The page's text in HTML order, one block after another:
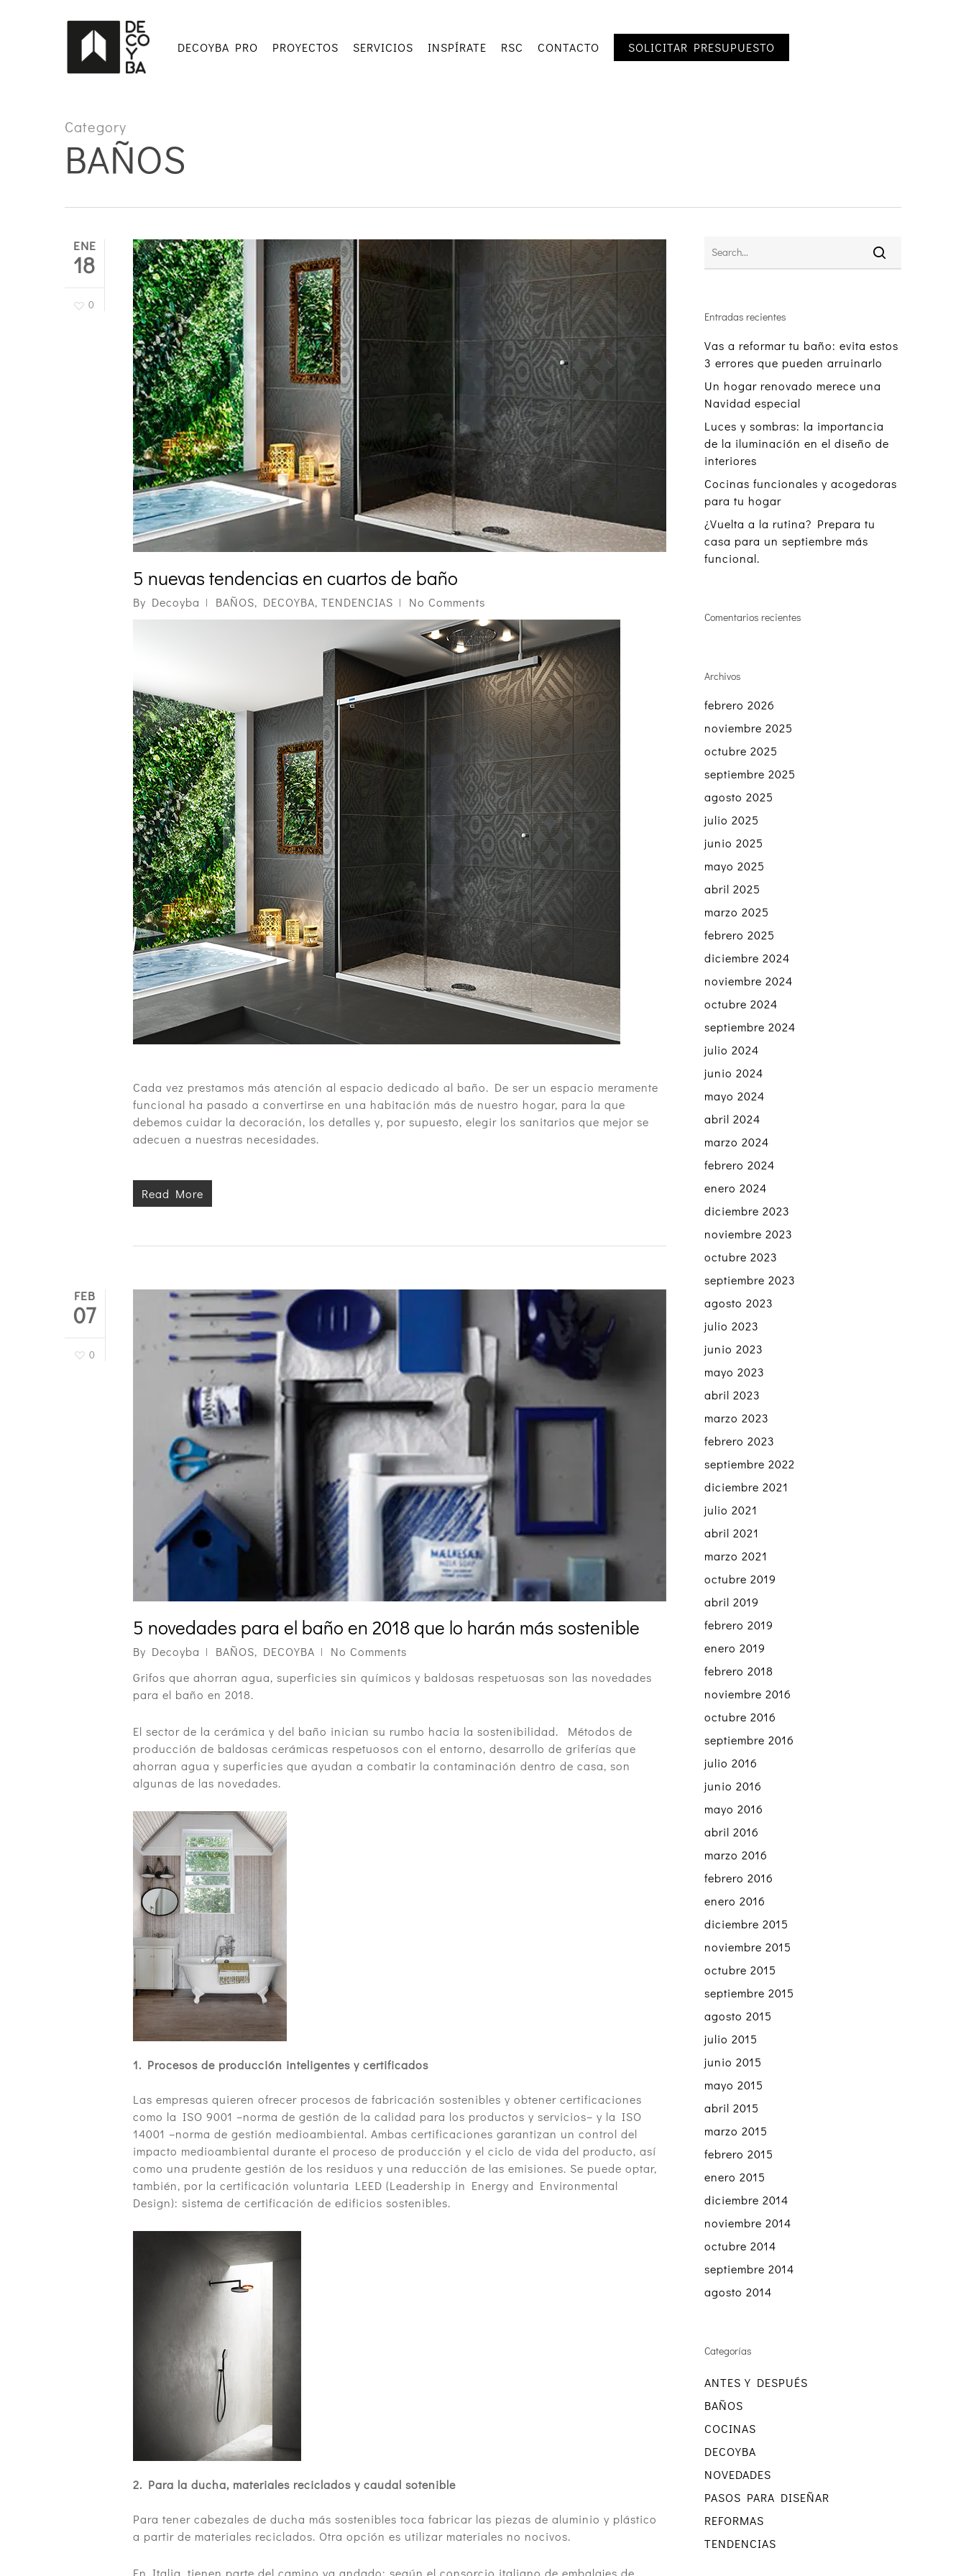
DECOYBA PRO PROYECTOS SERVICIOS INSPÍRATE RSC CONTACTO SOLICITAR PRESUPUESTO
Category
BAÑOS
ENE
18
0
5 nuevas tendencias en cuartos de baño
By Decoyba BAÑOS, DECOYBA, TENDENCIAS No Comments
Cada vez prestamos más atención al espacio dedicado al baño. De ser un espacio meramente
funcional ha pasado a convertirse en una habitación más de nuestro hogar, para la que
debemos cuidar la decoración, los detalles y, por supuesto, elegir los sanitarios que mejor se
adecuen a nuestras necesidades.
Read More
FEB
07
0
5 novedades para el baño en 2018 que lo harán más sostenible
By Decoyba BAÑOS, DECOYBA
No Comments
Grifos que ahorran agua, superficies sin químicos y baldosas respetuosas son las novedades
para el baño en 2018.
El sector de la cerámica y del baño inician su rumbo hacia la sostenibilidad. Métodos de
producción de baldosas cerámicas respetuosos con el entorno, desarrollo de griferías que
ahorran agua y superficies que ayudan a combatir la contaminación dentro de casa, son
algunas de las novedades.
1. Procesos de producción inteligentes y certificados
Las empresas quieren ofrecer procesos de fabricación sostenibles y obtener certificaciones
como la ISO 9001 –norma de gestión de la calidad para los productos y servicios– y la ISO
14001 –norma de gestión medioambiental. Ambas certificaciones garantizan un control del
impacto medioambiental durante el proceso de producción y el ciclo de vida del producto, así
como una prudente gestión de los residuos y una reducción de las emisiones. Se puede optar,
también, por la certificación voluntaria LEED (Leadership in Energy and Environmental
Design): sistema de certificación de edificios sostenibles.
2. Para la ducha, materiales reciclados y caudal sotenible
Para tener cabezales de ducha más sostenibles toca fabricar las piezas de aluminio y plástico
a partir de materiales reciclados. Otra opción es utilizar materiales no nocivos.
En Italia, tienen parte del camino ya andado: según el consorcio italiano de embalajes de
Entradas recientes
Vas a reformar tu baño: evita estos
3 errores que pueden arruinarlo
Un hogar renovado merece una
Navidad especial
Luces y sombras: la importancia
de la iluminación en el diseño de
interiores
Cocinas funcionales y acogedoras
para tu hogar
¿Vuelta a la rutina? Prepara tu
casa para un septiembre más
funcional.
Comentarios recientes
Archivos
febrero 2026
noviembre 2025
octubre 2025
septiembre 2025
agosto 2025
julio 2025
junio 2025
mayo 2025
abril 2025
marzo 2025
febrero 2025
diciembre 2024
noviembre 2024
octubre 2024
septiembre 2024
julio 2024
junio 2024
mayo 2024
abril 2024
marzo 2024
febrero 2024
enero 2024
diciembre 2023
noviembre 2023
octubre 2023
septiembre 2023
agosto 2023
julio 2023
junio 2023
mayo 2023
abril 2023
marzo 2023
febrero 2023
septiembre 2022
diciembre 2021
julio 2021
abril 2021
marzo 2021
octubre 2019
abril 2019
febrero 2019
enero 2019
febrero 2018
noviembre 2016
octubre 2016
septiembre 2016
julio 2016
junio 2016
mayo 2016
abril 2016
marzo 2016
febrero 2016
enero 2016
diciembre 2015
noviembre 2015
octubre 2015
septiembre 2015
agosto 2015
julio 2015
junio 2015
mayo 2015
abril 2015
marzo 2015
febrero 2015
enero 2015
diciembre 2014
noviembre 2014
octubre 2014
septiembre 2014
agosto 2014
Categorías
ANTES Y DESPUÉS
BAÑOS
COCINAS
DECOYBA
NOVEDADES
PASOS PARA DISEÑAR
REFORMAS
TENDENCIAS